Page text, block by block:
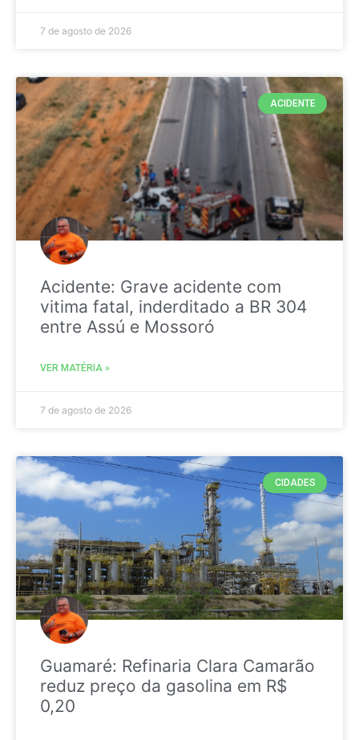
7 de agosto de 2026
ACIDENTE
Acidente: Grave acidente com
vitima fatal, inderditado a BR 304
entre Assú e Mossoró
VER MATÉRIA »
7 de agosto de 2026
CIDADES
Guamaré: Refinaria Clara Camarão
reduz preço da gasolina em R$
0,20